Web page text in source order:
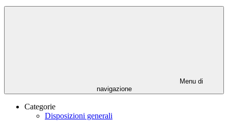
Menu di
navigazione
Categorie
Disposizioni generali